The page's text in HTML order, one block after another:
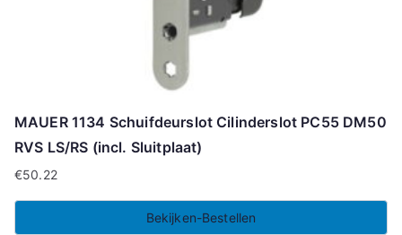
MAUER 1134 Schuifdeurslot Cilinderslot PC55 DM50
RVS LS/RS (incl. Sluitplaat)
€50.22
Bekijken-Bestellen